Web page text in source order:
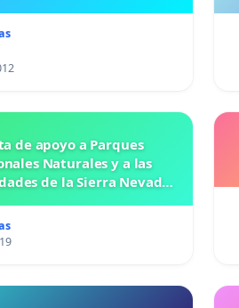
de apoyo a Parques
Naturales y a las
de la Sierra Nevada